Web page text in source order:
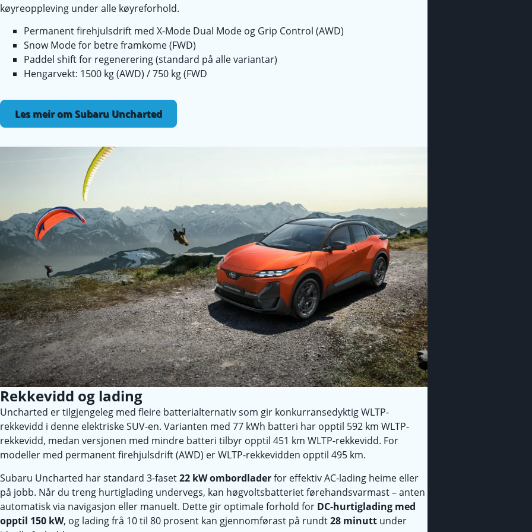
køyreoppleving under alle køyreforhold.
Permanent firehjulsdrift med X-Mode Dual Mode og Grip Control (AWD)
Snow Mode for betre framkome (FWD)
Paddel shift for regenerering (standard på alle variantar)
Hengarvekt: 1500 kg (AWD) / 750 kg (FWD
Les meir om Subaru Uncharted
Rekkevidd og lading
Uncharted er tilgjengeleg med fleire batterialternativ som gir konkurransedyktig WLTP-
rekkevidd i denne elektriske SUV-en. Varianten med 77 kWh batteri har opptil 592 km WLTP-
rekkevidd, medan versjonen med mindre batteri tilbyr opptil 451 km WLTP-rekkevidd. For
modeller med permanent firehjulsdrift (AWD) er WLTP-rekkevidden opptil 495 km.
Subaru Uncharted har standard 3-faset22 kW ombordladerfor effektiv AC-lading heime eller
på jobb. Når du treng hurtiglading undervegs, kan høgvoltsbatteriet førehandsvarmast – anten
automatisk via navigasjon eller manuelt. Dette gir optimale forhold for DC-hurtiglading med
opptil 150 kW, og lading frå 10 til 80 prosent kan gjennomførast på rundt28 minutt under